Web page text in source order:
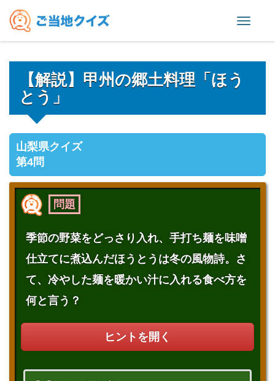
Toggle
【解説】甲州の郷土料理「ほう
とう」
山梨県クイズ
第4問
問題
季節の野菜をどっさり入れ、手打ち麺を味噌
仕立てに煮込んだほうとうは冬の風物詩。さ
て、冷やした麺を暖かい汁に入れる食べ方を
何と言う？
ヒントを開く